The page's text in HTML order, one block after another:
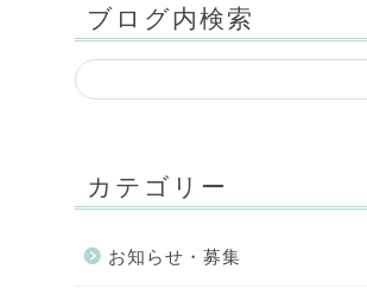
ブログ内検索
カテゴリー
お知らせ・募集